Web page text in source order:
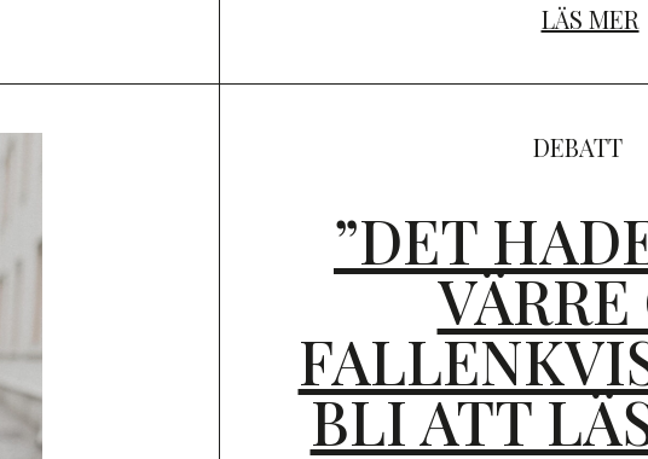
LÄS MER
DEBATT
”DET
BLI ATT